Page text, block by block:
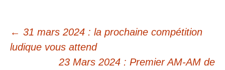
← 31 mars 2024 : la prochaine compétition
ludique vous attend
23 Mars 2024 : Premier AM-AM de